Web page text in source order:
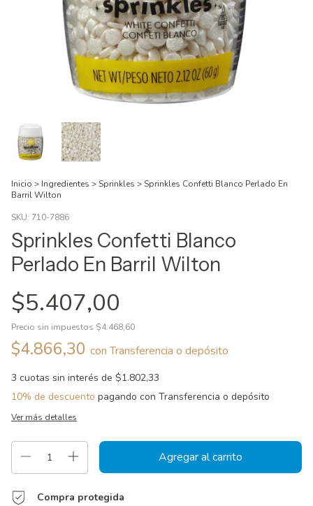
Inicio > Ingredientes >Sprinkles >Sprinkles Confetti Blanco Perlado En
Barril Wilton
SKU: 710-7886
Sprinkles Confetti Blanco
Perlado En Barril Wilton
$5.407,00
Precio sin impuestos $4.468,60
$4.866,30 con Transferencia o depósito
3 cuotas sin interés de $1.802,33
10% de descuento pagando con Transferencia o depósito
Ver más detalles
Compra protegida